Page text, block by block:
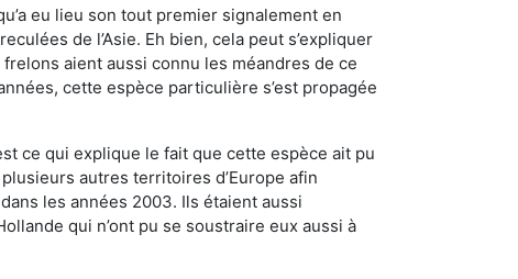
eu lieu son tout premier signalement en
de l’Asie. Eh bien, cela peut s’expliquer
aient aussi connu les méandres de ce
cette espèce particulière s’est propagée
ce qui explique le fait que cette espèce ait pu
autres territoires d’Europe afin
les années 2003. Ils étaient aussi
qui n’ont pu se soustraire eux aussi à